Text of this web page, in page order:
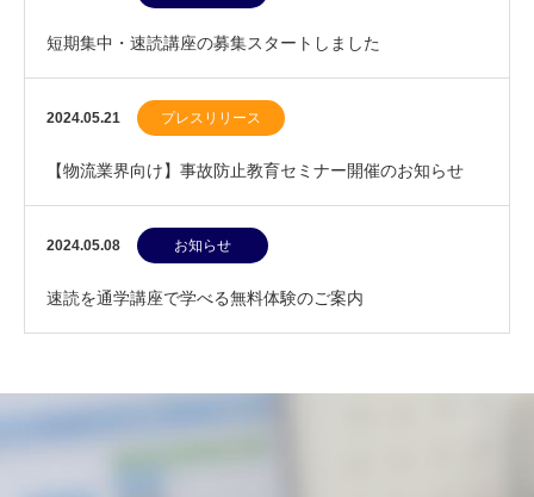
短期集中・速読講座の募集スタートしました
2024.05.21 プレスリリース
【物流業界向け】事故防止教育セミナー開催のお知らせ
（5/23）
2024.05.08 お知らせ
速読を通学講座で学べる無料体験のご案内